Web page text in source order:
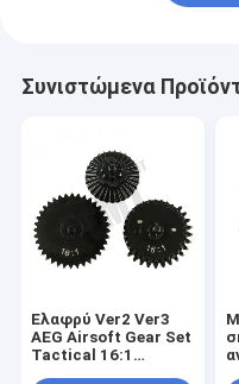
Συνιστώμενα
Ελαφρύ Ver2 Ver3
AEG Airsoft Gear Set
Tactical 16:1